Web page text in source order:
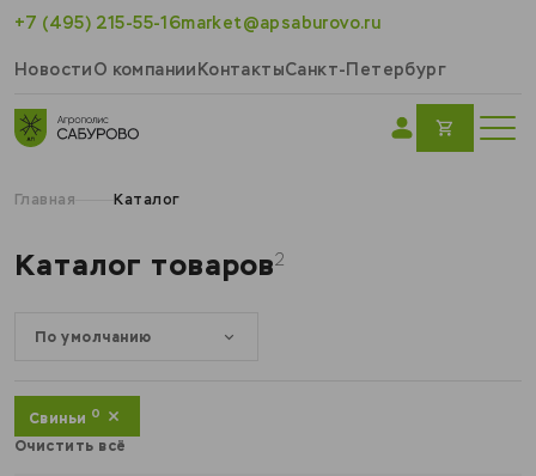
НовостиО компании КонтактыСанкт-Петербург
+7 (495) 215-55-16market@apsaburovo.ru
Главная Каталог
Каталог товаров2
По умолчанию
Свиньи 0
Очистить всё